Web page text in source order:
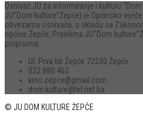
Osnivač JU za informiranje i kulturu
JU”Dom kulture”Žepče) je Općinsko
obvezama osnivača, u skladu sa
općine Žepče, Pravilima JU”Dom
propisima.
Ul. Prva bb Žepče 72230 Žepče
032 880 462
kino.zepce@gmail.com
dom.kulture@tel.net.ba
© JU DOM KULTURE ŽEPČE